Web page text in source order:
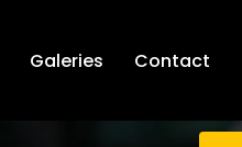
Galeries Contact